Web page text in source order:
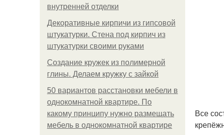
внутренней отделки
Декоративные кирпичи из гипсовой
штукатурки. Стена под кирпич из
штукатурки своими руками
Создание кружек из полимерной
глины. Делаем кружку с зайкой
50 вариантов расстановки мебели в
однокомнатной квартире. По
какому принципу нужно размещать
мебель в однокомнатной квартире
Все